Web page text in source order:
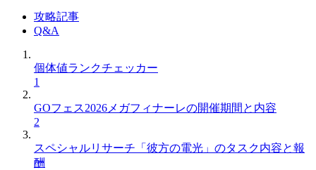
攻略記事
Q&A
個体値ランクチェッカー
1
GOフェス2026メガフィナーレの開催期間と内容
2
スペシャルリサーチ「彼方の電光」のタスク内容と報
酬